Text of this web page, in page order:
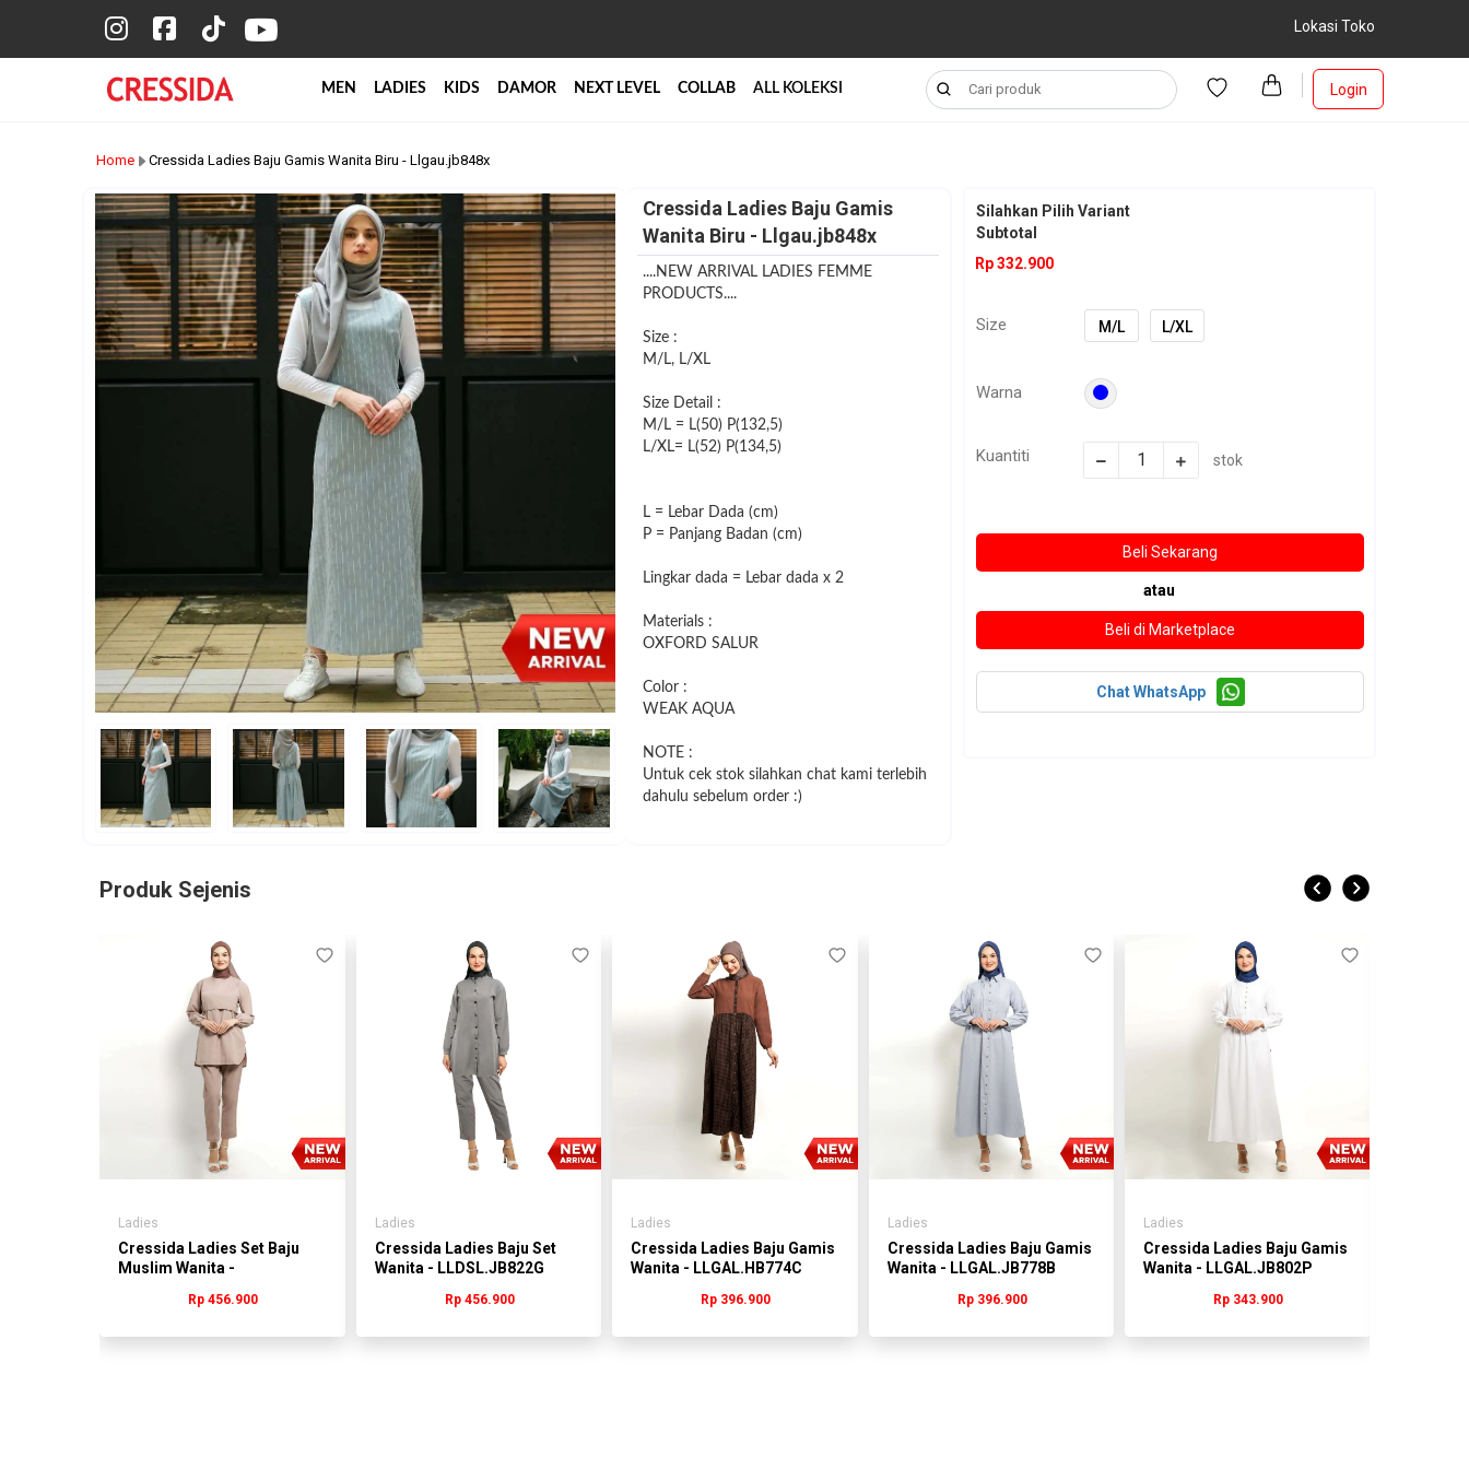
Lokasi Toko
MEN LADIES KIDS DAMOR NEXT LEVEL COLLAB ALL KOLEKSI Login
Home Cressida Ladies Baju Gamis Wanita Biru - Llgau.jb848x
Cressida Ladies Baju Gamis
Wanita Biru - Llgau.jb848x
....NEW ARRIVAL LADIES FEMME
PRODUCTS....
Size :
M/L, L/XL
Size Detail :
M/L = L(50) P(132,5)
L/XL= L(52) P(134,5)
L = Lebar Dada (cm)
P = Panjang Badan (cm)
Lingkar dada = Lebar dada x 2
Materials :
OXFORD SALUR
Color :
WEAK AQUA
NOTE :
Untuk cek stok silahkan chat kami terlebih
dahulu sebelum order :)
Silahkan Pilih Variant
Subtotal
Rp 332.900
Size M/L L/XL
Warna
Kuantiti stok
atau
Chat WhatsApp
Produk Sejenis
Ladies
Cressida Ladies Set Baju
Muslim Wanita -
Rp 456.900
Ladies
Cressida Ladies Baju Set
Wanita - LLDSL.JB822G
Rp 456.900
Ladies
Cressida Ladies Baju Gamis
Wanita - LLGAL.HB774C
Rp 396.900
Ladies
Cressida Ladies Baju Gamis
Wanita - LLGAL.JB778B
Rp 396.900
Ladies
Cressida Ladies Baju Gamis
Wanita - LLGAL.JB802P
Rp 343.900